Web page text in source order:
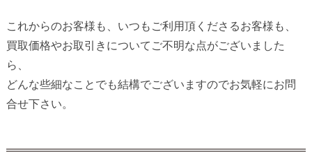
これからのお客様も、いつもご利用頂くださるお客様も、
買取価格やお取引きについてご不明な点がございました
ら、
どんな些細なことでも結構でございますのでお気軽にお問
合せ下さい。